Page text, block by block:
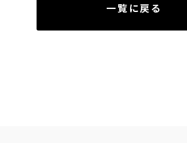
一覧に戻る